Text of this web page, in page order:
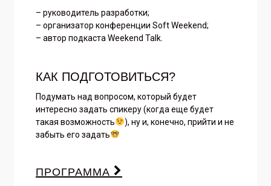
– руководитель разработки;
– организатор конференции Soft Weekend;
– автор подкаста Weekend Talk.
КАК ПОДГОТОВИТЬСЯ?
Подумать над вопросом, который будет
интересно задать спикеру (когда еще будет
такая возможность
), ну и, конечно, прийти и не
забыть его задать
ПРОГРАММА